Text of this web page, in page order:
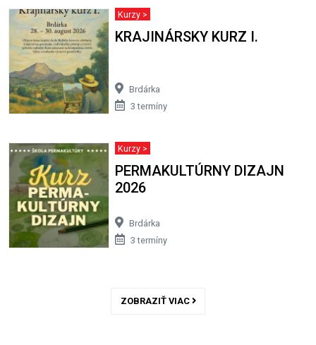
Kurzy >
KRAJINÁRSKY KURZ I.
Brdárka
3 termíny
Kurzy >
PERMAKULTÚRNY DIZAJN
2026
Brdárka
3 termíny
ZOBRAZIŤ VIAC